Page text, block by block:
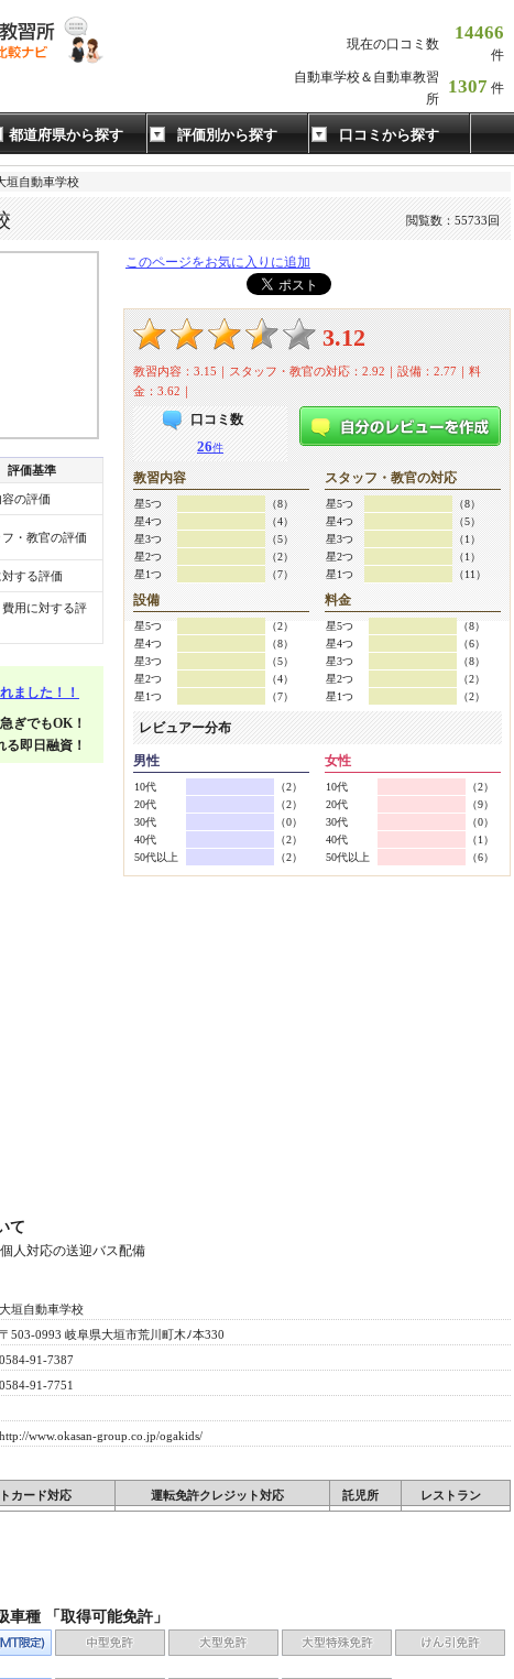
現在の口コミ数
14466
件
自動車学校＆自動車教習
所
1307 件
都道府県から探す 評価別から探す 口コミから探す
垣自動車学校
閲覧数：55733回
評価基準
の評価
フ・教官の評価
する評価
用に対する評
ました！！
ぎでもOK！
即日融資！
このページをお気に入りに追加
3.12
教習内容：3.15｜スタッフ・教官の対応：2.92｜設備：2.77｜料
金：3.62｜
口コミ数
26件
教習内容
星5つ
（8）
星4つ
（4）
星3つ
（5）
星2つ
（2）
星1つ
（7）
スタッフ・教官の対応
星5つ
（8）
星4つ
（5）
星3つ
（1）
星2つ
（1）
星1つ
（11）
設備
星5つ
（2）
星4つ
（8）
星3つ
（5）
星2つ
（4）
星1つ
（7）
料金
星5つ
（8）
星4つ
（6）
星3つ
（8）
星2つ
（2）
星1つ
（2）
レビュアー分布
男性
10代
（2）
20代
（2）
30代
（0）
40代
（2）
50代以上
（2）
女性
10代
（2）
20代
（9）
30代
（0）
40代
（1）
50代以上
（6）
て
人対応の送迎バス配備
大垣自動車学校
〒503-0993 岐阜県大垣市荒川町木ﾉ本330
0584-91-7387
0584-91-7751
http://www.okasan-group.co.jp/ogakids/
カード対応 運転免許クレジット対応 託児所 レストラン
車種 「取得可能免許」